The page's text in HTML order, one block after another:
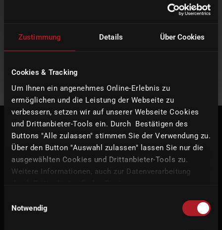
Zustimmung Details Über Cookies
Cookies & Tracking
Um Ihnen ein angenehmes Online-Erlebnis zu
ermöglichen und die Leistung der Webseite zu
verbessern, setzen wir auf unserer Webseite Cookies
und Drittanbieter-Tools ein. Durch Bestätigen des
Buttons "Alle zulassen" stimmen Sie der Verwendung zu.
Über den Button "Auswahl zulassen" lassen Sie nur die
ausgewählten Cookies und Drittanbieter-Tools zu.
Weitere Informationen, auch zur Datenverarbeitung
Notwendig
始终保持最新 - imes-icore 的所有
最新消息